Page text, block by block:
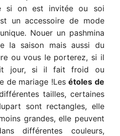
si on est invitée ou soi
un accessoire de mode
Nouer un pashmina
la saison mais aussi du
ou vous le porterez, si il
jour, si il fait froid ou
de mariage !Lesétoles de
tailles, certaines
sont rectangles, elle
grandes, elle peuvent
différentes couleurs,